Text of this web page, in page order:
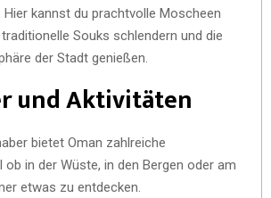
Hier kannst du prachtvolle Moscheen
Souks schlendern und die
der Stadt genießen.
und Aktivitäten
bietet Oman zahlreiche
ob in der Wüste, in den Bergen oder am
etwas zu entdecken.